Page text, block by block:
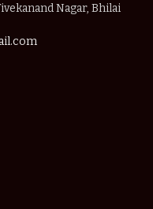
Nagar, Bhilai